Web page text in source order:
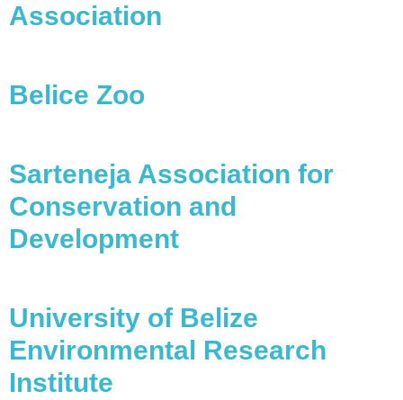
Association
Belice Zoo
Sarteneja Association for
Conservation and
Development
University of Belize 
Environmental Research
Institute